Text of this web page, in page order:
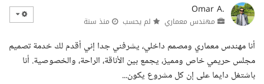
Omar A.
مهندس معماري لم يحسب منذ سنة
أنا مهندس معماري ومصمم داخلي، يشرفني جدا إني أقدم لك خدمة تصميم
مجلس حريمي خاص ومميز، يجمع بين الأناقة، الراحة، والخصوصية. أنا
باشتغل دايما على إن كل مشروع يكون...